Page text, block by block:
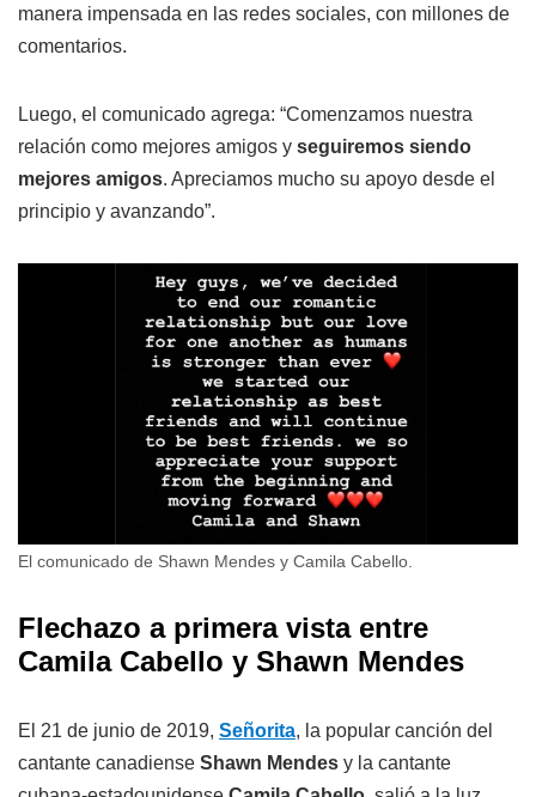
manera impensada en las redes sociales, con millones de
comentarios.
Luego, el comunicado agrega: “Comenzamos nuestra
relación como mejores amigos y seguiremos siendo
mejores amigos. Apreciamos mucho su apoyo desde el
principio y avanzando”.
El comunicado de Shawn Mendes y Camila Cabello.
Flechazo a primera vista entre
Camila Cabello y Shawn Mendes
El 21 de junio de 2019, Señorita, la popular canción del
cantante canadiense Shawn Mendes y la cantante